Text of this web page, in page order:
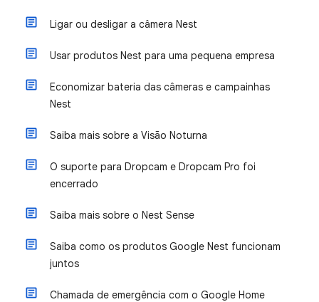
Ligar ou desligar a câmera Nest
Usar produtos Nest para uma pequena empresa
Economizar bateria das câmeras e campainhas
Nest
Saiba mais sobre a Visão Noturna
O suporte para Dropcam e Dropcam Pro foi
encerrado
Saiba mais sobre o Nest Sense
Saiba como os produtos Google Nest funcionam
juntos
Chamada de emergência com o Google Home